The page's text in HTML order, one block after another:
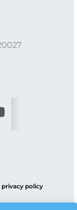
privacy policy